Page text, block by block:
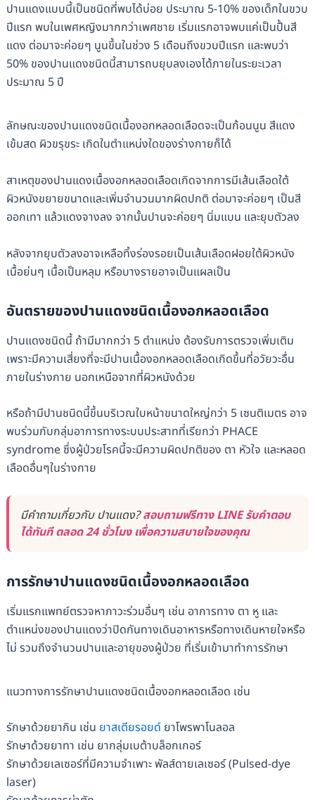
ปานแดงแบบนี้เป็นชนิดที่พบได้บ่อย ประมาณ 5-10% ของเด็กในขวบ
ปีแรก พบในเพศหญิงมากกว่าเพศชาย เริ่มแรกอาจพบแค่เป็นปื้นสี
แดง ต่อมาจะค่อยๆ นูนขึ้นในช่วง 5 เดือนถึงขวบปีแรก และพบว่า
50% ของปานแดงชนิดนี้สามารถบยุบลงเองได้ภายในระยะเวลา
ประมาณ 5 ปี
ลักษณะของปานแดงชนิดเนื้องอกหลอดเลือดจะเป็นก้อนนูน สีแดง
เข้มสด ผิวขรุขระ เกิดในตำแหน่งใดของร่างกายก็ได้
สาเหตุของปานแดงเนื้องอกหลอดเลือดเกิดจากการมีเส้นเลือดใต้
ผิวหนังขยายขนาดและเพิ่มจำนวนมากผิดปกติ ต่อมาจะค่อยๆ เป็นสี
ออกเทา แล้วแดงจางลง จากนั้นปานจะค่อยๆ นิ่มแบน และยุบตัวลง
หลังจากยุบตัวลงอาจเหลือทิ้งร่องรอยเป็นเส้นเลือดฝอยใต้ผิวหนัง
เนื้อย่นๆ เนื้อเป็นหลุม หรือบางรายอาจเป็นแผลเป็น
อันตรายของปานแดงชนิดเนื้องอกหลอดเลือด
ปานแดงชนิดนี้ ถ้ามีมากกว่า 5 ตำแหน่ง ต้องรับการตรวจเพิ่มเติม
เพราะมีความเสี่ยงที่จะมีปานเนื้องอกหลอดเลือดเกิดขึ้นที่อวัยวะอื่น
ภายในร่างกาย นอกเหนือจากที่ผิวหนังด้วย
หรือถ้ามีปานชนิดนี้ขึ้นบริเวณใบหน้าขนาดใหญ่กว่า 5 เซนติเมตร อาจ
พบร่วมกับกลุ่มอาการทางระบบประสาทที่เรียกว่า PHACE
syndrome ซึ่งผู้ป่วยโรคนี้จะมีความผิดปกติของ ตา หัวใจ และหลอด
เลือดอื่นๆในร่างกาย
มีคำถามเกี่ยวกับ ปานแดง?สอบถามฟรีทาง LINE รับคำตอบ
ได้ทันที ตลอด 24 ชั่วโมง เพื่อความสบายใจของคุณ
การรักษาปานแดงชนิดเนื้องอกหลอดเลือด
เริ่มแรกแพทย์ตรวจหาภาวะร่วมอื่นๆ เช่น อาการทาง ตา หู และ
ตำแหน่งของปานแดงว่าปิดกันทางเดินอาหารหรือทางเดินหายใจหรือ
ไม่ รวมถึงจำนวนปานและอายุของผู้ป่วย ที่เริ่มเข้ามาทำการรักษา
แนวทางการรักษาปานแดงชนิดเนื้องอกหลอดเลือด เช่น
รักษาด้วยยากิน เช่น ยาสเตียรอยด์ยาโพรพาโนลอล
รักษาด้วยยาทา เช่น ยากลุ่มเบต้าบล็อกเกอร์
รักษาด้วยเลเซอร์ที่มีความจำเพาะ พัลส์ดายเลเซอร์ (Pulsed-dye
laser)